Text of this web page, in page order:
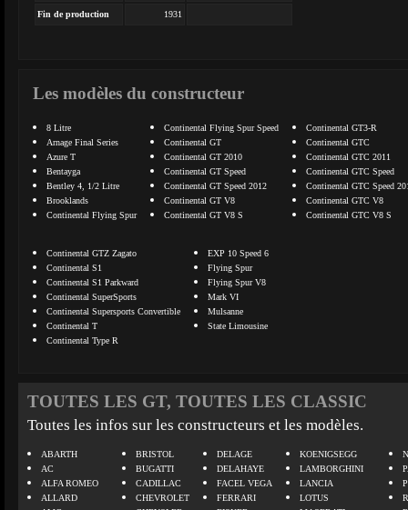
Fin de production 1931
Les modèles du constructeur
8 Litre
Arnage Final Series
Azure T
Bentayga
Bentley 4, 1/2 Litre
Brooklands
Continental Flying Spur
Continental Flying Spur Speed
Continental GT
Continental GT 2010
Continental GT Speed
Continental GT Speed 2012
Continental GT V8
Continental GT V8 S
Continental GT3-R
Continental GTC
Continental GTC 2011
Continental GTC Speed
Continental GTC Speed
Continental GTC V8
Continental GTC V8 S
Continental GTZ Zagato
Continental S1
Continental S1 Parkward
Continental SuperSports
Continental Supersports Convertible
Continental T
Continental Type R
EXP 10 Speed 6
Flying Spur
Flying Spur V8
Mark VI
Mulsanne
State Limousine
TOUTES LES GT, TOUTES LES CLASSIC
Toutes les infos sur les constructeurs et les modèles.
ABARTH
AC
ALFA ROMEO
ALLARD
BRISTOL
BUGATTI
CADILLAC
CHEVROLET
DELAGE
DELAHAYE
FACEL VEGA
FERRARI
KOENIGSEGG
LAMBORGHINI
LANCIA
LOTUS